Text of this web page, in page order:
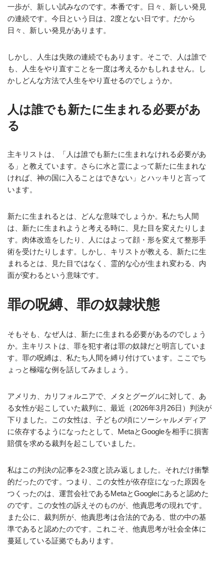
一歩が、新しい試みなのです。本番です。日々、新しい発見
の連続です。今日という日は、2度とない日です。だから
日々、新しい発見があります。
しかし、人生は失敗の連続でもあります。そこで、人は誰で
も、人生をやり直すことを一度は考えるかもしれません。し
かしどんな方法で人生をやり直せるのでしょうか。
人は誰でも新たに生まれる必要があ
る
主キリストは、「人は誰でも新たに生まれなけれる必要があ
る」と教えています。さらに水と霊によって新たに生まれな
ければ、神の国に入ることはできない」とハッキリと言って
います。
新たに生まれるとは、どんな意味でしょうか。私たち人間
は、新たに生まれようと考える時に、見た目を変えたりしま
す。肉体改造をしたり、人にはよって顔・形を変えて整形手
術を受けたりします。しかし、キリストが教える、新たに生
まれるとは、見た目ではなく、霊的な心が生まれ変わる、内
面が変わるという意味です。
罪の呪縛、罪の奴隷状態
そもそも、なぜ人は、新たに生まれる必要があるのでしょう
か。主キリストは、罪を犯す者は罪の奴隷だと明言していま
す。罪の呪縛は、私たち人間を縛り付けています。ここでち
ょっと極端な例を話してみましょう。
アメリカ、カリフォルニアで、メタとグーグルに対して、あ
る女性が起こしていた裁判に、最近（2026年3月26日）判決が
下りました。この女性は、子どもの頃にソーシャルメディア
に依存するようになったとして、MetaとGoogleを相手に損害
賠償を求める裁判を起こしていました。
私はこの判決の記事を2‐3度と読み返しました。それだけ衝撃
的だったのです。つまり、この女性が依存症になった原因を
つくったのは、運営会社であるMetaとGoogleにあると認めた
のです。この女性の訴えそのものが、他責思考の現れです。
また公に、裁判所が、他責思考は合法的である、世の中の基
準であると認めたのです。これこそ、他責思考が社会全体に
蔓延している証拠でもあります。